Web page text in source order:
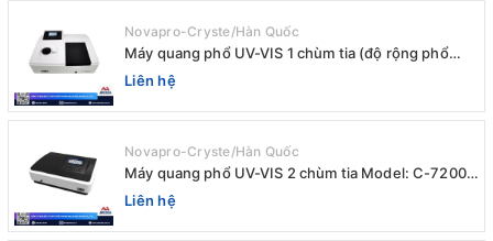
Novapro-Cryste/Hàn Quốc
Máy quang phổ UV-VIS 1 chùm tia (độ rộng phổ
4nm) E-1000UV / Peak
Liên hệ
Novapro-Cryste/Hàn Quốc
Máy quang phổ UV-VIS 2 chùm tia Model: C-7200 /
Peak
Liên hệ